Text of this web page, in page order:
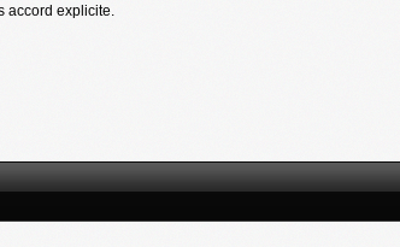
accord explicite.